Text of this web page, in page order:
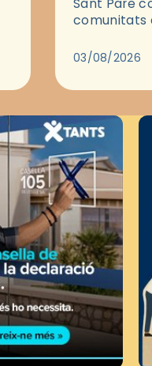
Sant Pare
comunitats
pregària, el…
03/08/2026